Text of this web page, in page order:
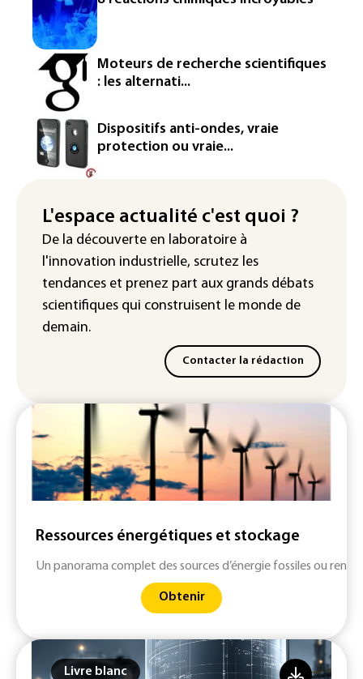
La production française de maïs
attendue au plus bas depuis 1980
"Retour en force" progressif de la
chaleur dans les prochains jours en
France
L'Arabie saoudite, le Pakistan et la
Turquie ont signé un accord de défense
nouveaux sites de paris en ligne non
autorisés
Moteurs de recherche scientifiques
: les alternati...
Dispositifs anti-ondes, vraie
protection ou vraie...
L'espace actualité c'est quoi ?
De la découverte en laboratoire à
l'innovation industrielle, scrutez les
tendances et prenez part aux grands débats
scientifiques qui construisent le monde de
demain.
Contacter la rédaction
Ressources énergétiques et stockage
Un panorama complet des sources d’énergie fossiles ou
Obtenir
Livre blanc